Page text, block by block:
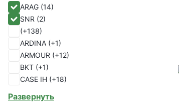
(1)
(1)
ARAG (14)
SNR (2)
(+138)
ARDINA (+1)
ARMOUR (+12)
BKT (+1)
CASE IH (+18)
CHOHO(+28)
Развернуть